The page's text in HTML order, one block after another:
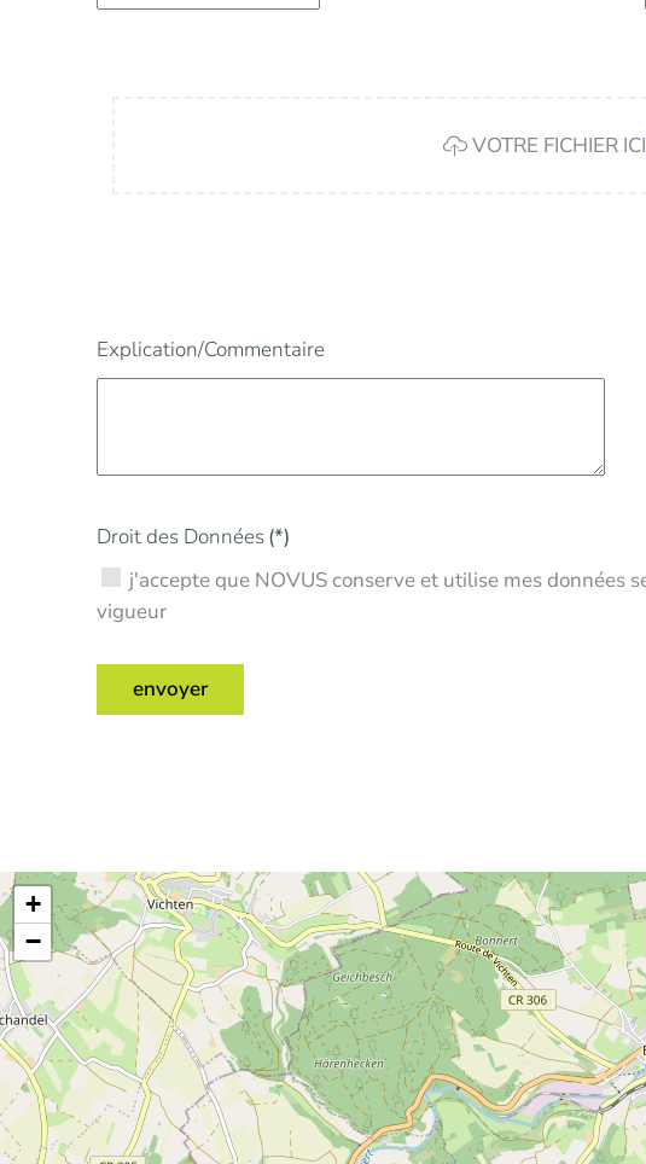
VOTRE FICHIER ICI
Explication/Commentaire
Droit des Données(*)
vigueur
envoyer
+
−